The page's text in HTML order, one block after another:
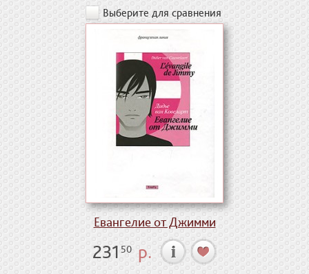
Выберите для сравнения
Евангелие от Джимми
231 50р.